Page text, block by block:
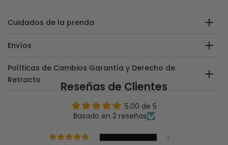
Cuidados de la prenda
Envíos
Políticas de Cambios Garantía y Derecho de
Retracto
Reseñas de Clientes
5.00 de 5
Basado en 2 reseñas
2